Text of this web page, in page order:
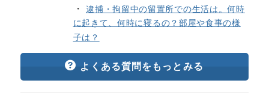
逮捕・拘留中の留置所での生活は。何時
に起きて、何時に寝るの？部屋や食事の様
子は？
よくある質問をもっとみる